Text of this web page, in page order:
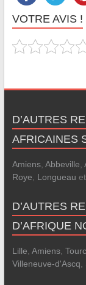
VOTRE AVIS !
D’AUTRES
AFRICAINES
Amiens, Abbeville,
Roye, Longueau et
D’AUTRES
D’AFRIQUE
Lille, Amiens,
Villeneuve-d'Ascq,